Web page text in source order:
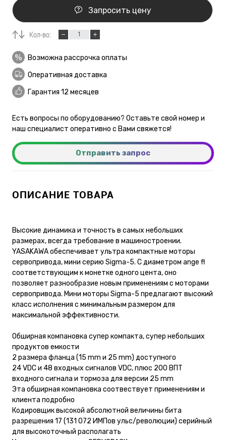
Запросить цену
Кол-во:
Возможна рассрочка оплаты
Оперативная доставка
Гарантия 12 месяцев
Есть вопросы по оборудованию? Оставьте свой номер и
наш специалист оперативно с Вами свяжется!
Отправить запрос
ОПИСАНИЕ ТОВАРА
Высокие динамика и точность в самых небольших
размерах, всегда требование в машиностроении.
YASAKAWA обеспечивает ультра компактные моторы
сервопривода, мини серию Sigma-5. С диаметром ange fl
соответствующим к монетке одного цента, оно
позволяет разнообразие новым применениям с моторами
сервопривода. Мини моторы Sigma-5 предлагают высокий
класс исполнения с минимальным размером для
максимальной эффективности.
Обширная компановка супер компакта, супер небольших
продуктов емкости
2 размера фланца (15 mm и 25 mm) доступного
24 VDC и 48 входных сигналов VDC, плюс 200 ВПТ
входного сигнала и тормоза для версии 25 mm
Эта обширная компановка соотвествует применениям и
клиента подробно
Кодировщик высокой абсолютной величины бита
разрешения 17 (131 072 ИМПов ульс/революции) серийный
для высокоточный располагать